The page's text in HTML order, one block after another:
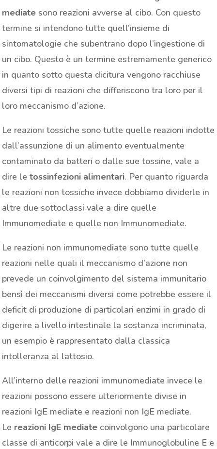
mediate sono reazioni avverse al cibo. Con questo
termine si intendono tutte quell’insieme di
sintomatologie che subentrano dopo l’ingestione di
un cibo. Questo è un termine estremamente generico
in quanto sotto questa dicitura vengono racchiuse
diversi tipi di reazioni che differiscono tra loro per il
loro meccanismo d’azione.
Le reazioni tossiche sono tutte quelle reazioni indotte
dall’assunzione di un alimento eventualmente
contaminato da batteri o dalle sue tossine, vale a
dire le tossinfezioni alimentari. Per quanto riguarda
le reazioni non tossiche invece dobbiamo dividerle in
altre due sottoclassi vale a dire quelle
Immunomediate e quelle non Immunomediate.
Le reazioni non immunomediate sono tutte quelle
reazioni nelle quali il meccanismo d’azione non
prevede un coinvolgimento del sistema immunitario
bensì dei meccanismi diversi come potrebbe essere il
deficit di produzione di particolari enzimi in grado di
digerire a livello intestinale la sostanza incriminata,
un esempio è rappresentato dalla classica
intolleranza al lattosio.
All’interno delle reazioni immunomediate invece le
reazioni possono essere ulteriormente divise in
reazioni IgE mediate e reazioni non IgE mediate.
Le reazioni IgE mediate coinvolgono una particolare
classe di anticorpi vale a dire le Immunoglobuline E e